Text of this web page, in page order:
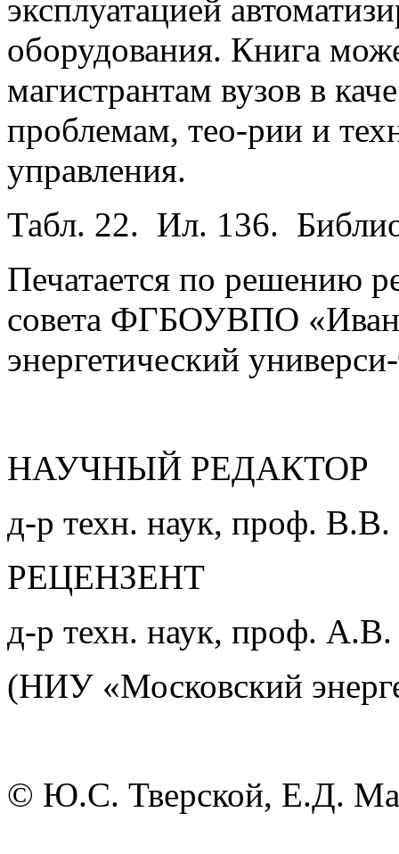
эксплуатацией
оборудования. Книга
магистрантам вузов в
проблемам, тео-рии и
управления.
Табл. 22. Ил. 136.
Печатается по решению
совета ФГБОУВПО
энергетический
НАУЧНЫЙ РЕДАКТОР
д-р техн. наук, проф.
РЕЦЕНЗЕНТ
д-р техн. наук, проф.
(НИУ «Московский
© Ю.С. Тверской, Е.Д.